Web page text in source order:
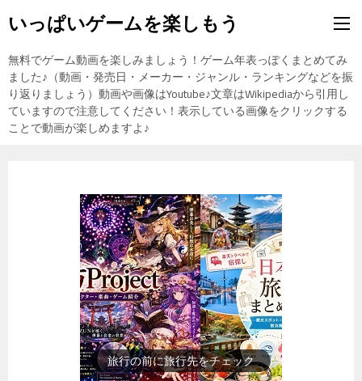
いっぱいゲームを楽しもう
無料でゲーム動画を楽しみましょう！ゲーム年表っぽくまとめてみ
ました♪（動画・発売日・メーカー・ジャンル・ランキングなどを振
り返りましょう）動画や画像はYoutube♪文章はWikipediaから引用し
ていますので注意してください！表示している画像をクリックする
ことで動画が楽しめますよ♪
旅行の前に旅行先をチェック